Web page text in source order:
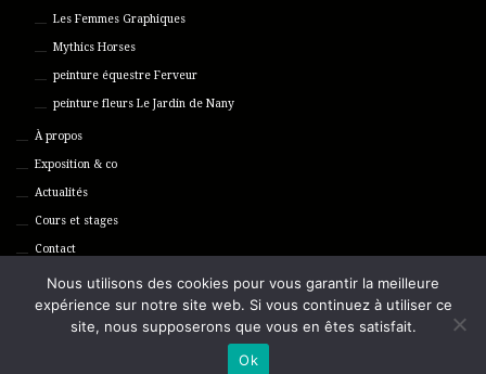
Les Femmes Graphiques
Mythics Horses
peinture équestre Ferveur
peinture fleurs Le Jardin de Nany
À propos
Exposition & co
Actualités
Cours et stages
Contact
Politique de confidentialité
Rechercher
Rechercher
Nous utilisons des cookies pour vous garantir la meilleure
expérience sur notre site web. Si vous continuez à utiliser ce
site, nous supposerons que vous en êtes satisfait.
Ok